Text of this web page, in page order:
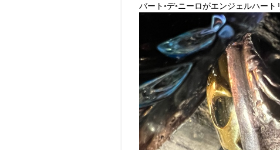
バート◦デ◦ニーロがエンジェルハー